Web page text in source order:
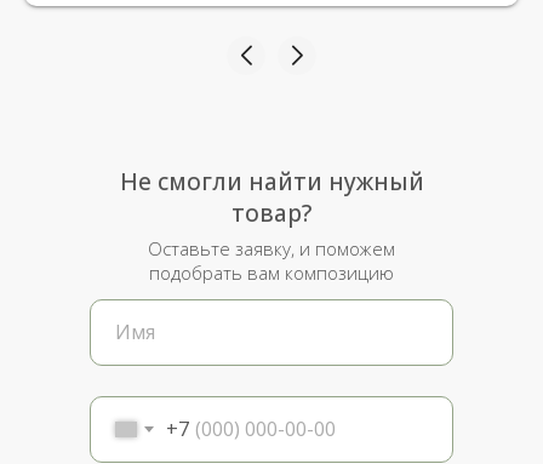
+7
Не смогли найти нужный
товар?
Оставьте заявку, и поможем
подобрать вам композицию